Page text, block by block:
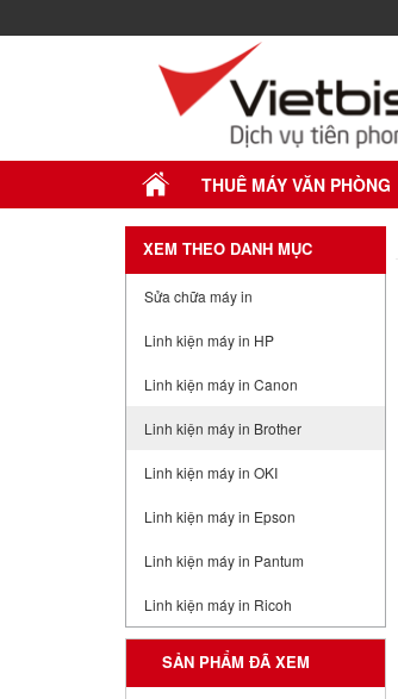
THUÊ MÁY VĂN PHÒNG
XEM THEO DANH MỤC
Sửa chữa máy in
Linh kiện máy in HP
Linh kiện máy in Canon
Linh kiện máy in Brother
Linh kiện máy in OKI
Linh kiện máy in Epson
Linh kiện máy in Pantum
Linh kiện máy in Ricoh
SẢN PHẨM ĐÃ XEM